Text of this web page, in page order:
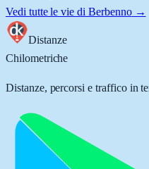
Vedi tutte le vie di Berbenno→
Distanze
Chilometriche
Distanze, percorsi e traffico in